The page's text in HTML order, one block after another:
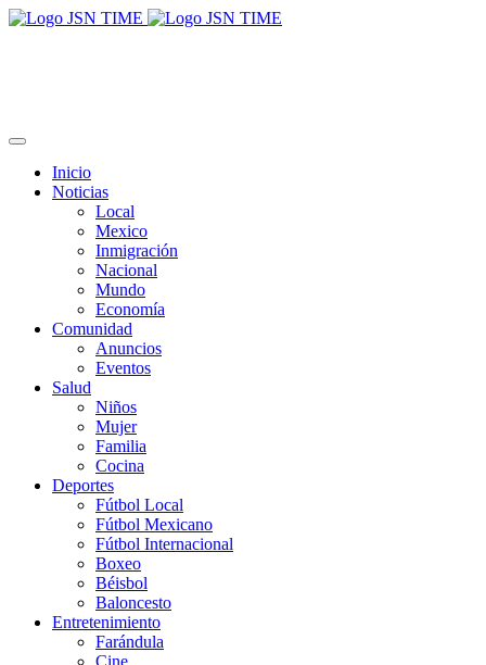
Inicio
Noticias
Local
Mexico
Inmigración
Nacional
Mundo
Economía
Comunidad
Anuncios
Eventos
Salud
Niños
Mujer
Familia
Cocina
Deportes
Fútbol Local
Fútbol Mexicano
Fútbol Internacional
Boxeo
Béisbol
Baloncesto
Entretenimiento
Farándula
Cine